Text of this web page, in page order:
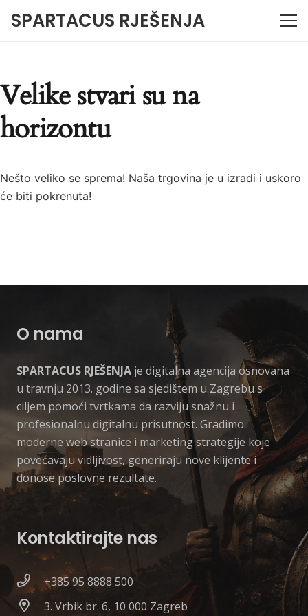
SPARTACUS RJEŠENJA
Velike stvari su na
horizontu
Nešto veliko se sprema! Naša trgovina je u izradi i uskoro
će biti pokrenuta!
O nama
SPARTACUS RJEŠENJA je digitalna agencija osnovana
u travnju 2013. godine sa sjedištem u Zagrebu s
ciljem pomoći tvrtkama da razviju snažnu i
profesionalnu digitalnu prisutnost. Gradimo
moderne web stranice i marketing strategije koje
povećavaju vidljivost, generiraju nove klijente i
donose poslovne rezultate.
Kontaktirajte nas
+385 95 8888 500
3. Vrbik br. 6, 10 000 Zagreb